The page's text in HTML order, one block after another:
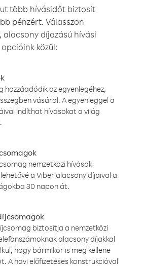
több hívásidőt biztosít
pénzért. Válasszon
alacsony díjazású hívási
opcióink közül:
hozzáadódik az egyenlegéhez,
vásárol. A egyenleggel a
indíthat hívásokat a világ
nemzetközi hívások
a Viber alacsony díjaival a
30 napon át.
biztosítja a nemzetközi
alacsony díjakkal
hogy bármikor is meg kellene
A havi előfizetéses konstrukcióval